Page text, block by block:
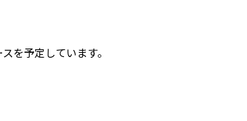
を予定しています。